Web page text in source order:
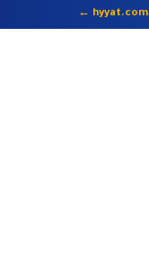
hyyat.com ←